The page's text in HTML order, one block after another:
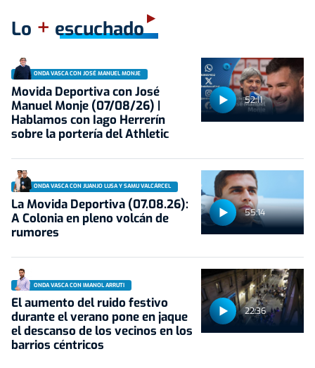
Lo + escuchado
52:11
ONDA VASCA CON JOSÉ MANUEL MONJE
Movida Deportiva con José
Manuel Monje (07/08/26) |
Hablamos con Iago Herrerín
sobre la portería del Athletic
55:14
ONDA VASCA CON JUANJO LUSA Y SAMU VALCÁRCEL
La Movida Deportiva (07.08.26):
A Colonia en pleno volcán de
rumores
22:36
ONDA VASCA CON IMANOL ARRUTI
El aumento del ruido festivo
durante el verano pone en jaque
el descanso de los vecinos en los
barrios céntricos